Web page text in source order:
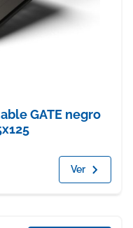
GATE negro
Ver